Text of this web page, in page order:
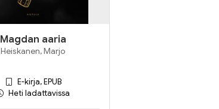
Magdan aaria
Heiskanen, Marjo
E-kirja, EPUB
Heti ladattavissa